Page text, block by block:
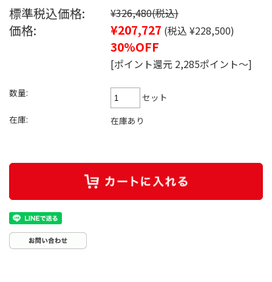
標準税込価格: ¥326,480(税込)
価格: ¥207,727 (税込 ¥228,500)
30%OFF
[ポイント還元 2,285ポイント～]
数量:
セット
在庫:
在庫あり